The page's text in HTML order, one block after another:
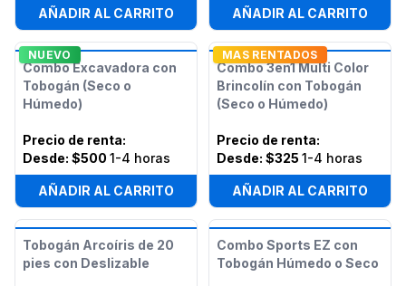
AÑADIR AL CARRITO AÑADIR AL CARRITO
NUEVO
Combo Excavadora con
Tobogán (Seco o
Húmedo)
Precio de renta:
Desde: $500 1-4 horas
AÑADIR AL CARRITO
MAS RENTADOS
Combo 3en1 Multi Color
Brincolín con Tobogán
(Seco o Húmedo)
Precio de renta:
Desde: $325 1-4 horas
AÑADIR AL CARRITO
Tobogán Arcoíris de 20
pies con Deslizable
Combo Sports EZ con
Tobogán Húmedo o Seco